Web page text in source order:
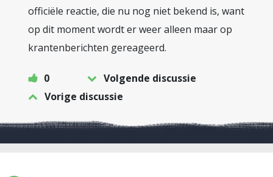
officiële reactie, die nu nog niet bekend is, want
op dit moment wordt er weer alleen maar op
krantenberichten gereageerd.
0
Volgende discussie
Vorige discussie